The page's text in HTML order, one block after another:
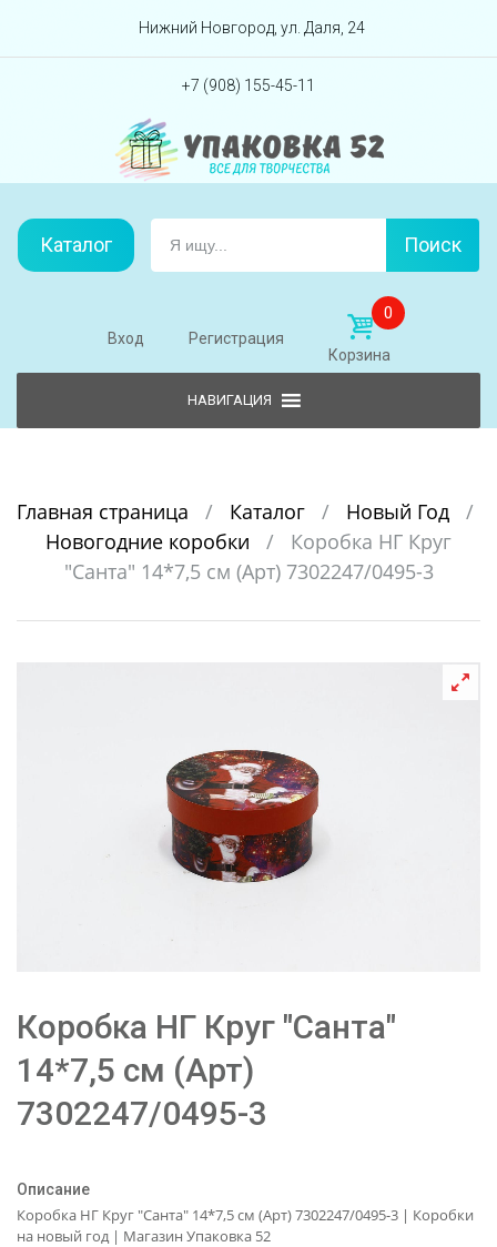
Перейти вниз
Нижний Новгород, ул. Даля, 24
+7 (908) 155-45-11
Каталог Поиск
Вход Регистрация
0
Корзина
Главная страница / Каталог / Новый Год
/
Новогодние коробки
/
Коробка НГ Круг
"Санта" 14*7,5 см (Арт) 7302247/0495-3
Коробка НГ Круг "Санта"
14*7,5 см (Арт)
7302247/0495-3
Описание
Коробка НГ Круг "Санта" 14*7,5 см (Арт) 7302247/0495-3 | Коробки
на новый год | Магазин Упаковка 52